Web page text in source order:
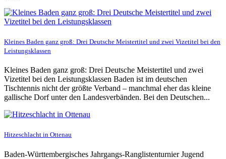
Kleines Baden ganz groß: Drei Deutsche Meistertitel und zwei Vizetitel bei den
Leistungsklassen
Kleines Baden ganz groß: Drei Deutsche Meistertitel und zwei
Vizetitel bei den Leistungsklassen Baden ist im deutschen
Tischtennis nicht der größte Verband – manchmal eher das kleine
gallische Dorf unter den Landesverbänden. Bei den Deutschen...
Hitzeschlacht in Ottenau
Baden-Württembergisches Jahrgangs-Ranglistenturnier Jugend